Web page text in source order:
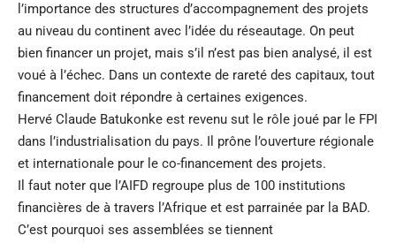
l’importance des structures d’accompagnement des projets
au niveau du continent avec l’idée du réseautage. On peut
bien financer un projet, mais s’il n’est pas bien analysé, il est
voué à l’échec. Dans un contexte de rareté des capitaux, tout
financement doit répondre à certaines exigences.
Hervé Claude Batukonke est revenu sut le rôle joué par le FPI
dans l’industrialisation du pays. Il prône l’ouverture régionale
et internationale pour le co-financement des projets.
Il faut noter que l’AIFD regroupe plus de 100 institutions
financières de à travers l’Afrique et est parrainée par la BAD.
C’est pourquoi ses assemblées se tiennent